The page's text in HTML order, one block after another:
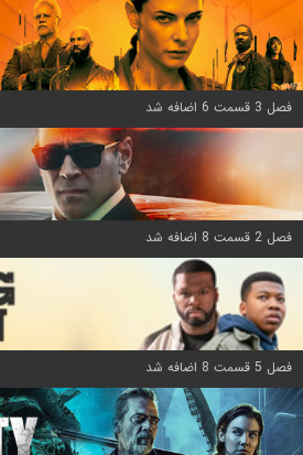
فصل 3 قسمت 6 اضافه شد
فصل 2 قسمت 8 اضافه شد
فصل 5 قسمت 8 اضافه شد